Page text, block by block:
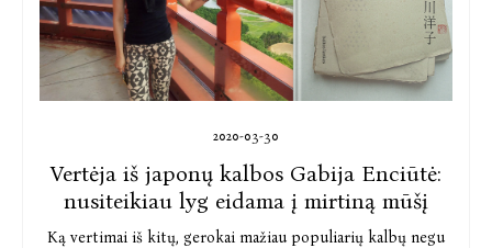
2020-03-30
Vertėja iš japonų kalbos Gabija Enciūtė:
nusiteikiau lyg eidama į mirtiną mūšį
Ką vertimai iš kitų, gerokai mažiau populiarių kalbų negu